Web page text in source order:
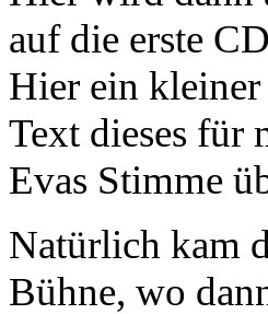
auf die erste
Hier ein
Text dieses für
Evas Stimme
Natürlich kam
Bühne, wo